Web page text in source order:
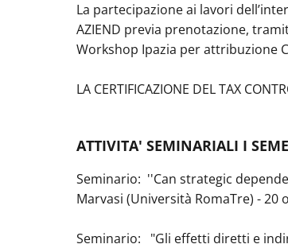
La partecipazione ai lavori
AZIEND previa prenotazione,
Workshop Ipazia per attribuzione
LA CERTIFICAZIONE DEL TAX
ATTIVITA' SEMINARIALI I
Seminario: ''Can strategic
Marvasi (Università RomaTre) - 20
Seminario: "Gli effetti diretti e